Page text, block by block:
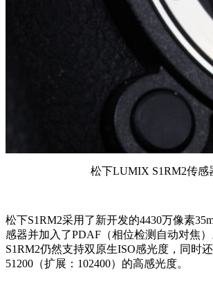
松下LUMIX S1RM2传感
松下S1RM2采用了新开发的4430万像素
感器并加入了PDAF（相位检测自动对焦）
S1RM2仍然支持双原生ISO感光度，同时
51200（扩展：102400）的高感光度。